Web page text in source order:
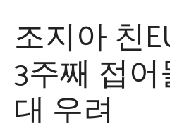
조지아 친
3주째 접
대 우려